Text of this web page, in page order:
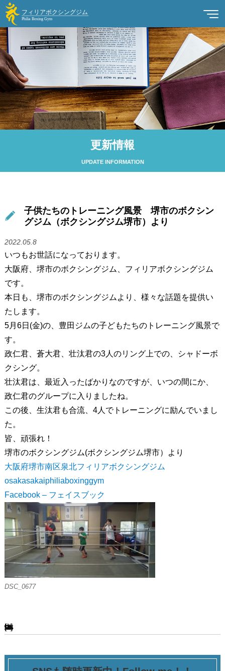
更新情報
UPDATE INFORMATION
子供たちのトレーニング風景 堺市のボクシン
グジム（ボクシングジム堺市）より
2022.05.8
いつもお世話になっております。
大阪府、堺市のボクシングジム、フィリアボクシングジム
です。
本日も、堺市のボクシングジムより、様々な話題を提供い
たします。
5月6日(金)の、豊田ジムの子どもたちのトレーニング風景で
す。
政仁君、蒼大君、壮汰君の3人のリング上での、シャドーボ
クシング。
壮汰君は、最近入ったばかりなのですが、いつの間にか、
政仁君のグループに入りましたね。
この後、生汰君も合流、4人でトレーニングに励んでいまし
た。
皆、頑張れ！
堺市のボクシングジム(ボクシングジム堺市）より
大阪府堺市南区泉北フィリアボクシングジム
osakasakaiphiliaboxinggym
Facebook – フェイスブック
DSC_0677
[ssba-buttons]